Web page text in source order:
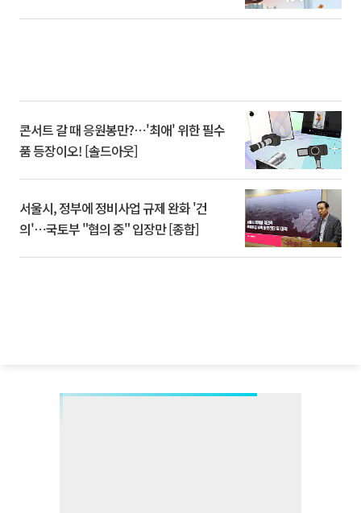
콘서트 갈 때 응원봉만?⋯'최애' 위한 필수
품 등장이오! [솔드아웃]
서울시, 정부에 정비사업 규제 완화 '건
의'⋯국토부 "협의 중" 입장만 [종합]